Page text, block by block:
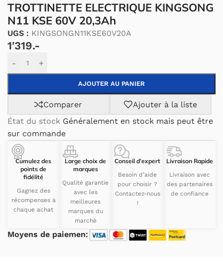
TROTTINETTE ELECTRIQUE KINGSONG
N11 KSE 60V 20,3Ah
UGS : KINGSONGN11KSE60V20A
1'319.-
- +
AJOUTER AU PANIER
Alternative:
Comparer
Ajouter à la liste
État du stock Généralement en stock mais peut être
sur commande
Cumulez des
points de
fidélité
Gagnez des
récompenses à
chaque achat
Large choix de
marques
Qualité garantie
avec les
meilleures
marques du
marché
Conseil d’expert
Besoin d’aide
pour choisir ?
Contactez-nous
!
Livraison Rapide
Livraison avec
des partenaires
de confiance
Moyens de paiemen: